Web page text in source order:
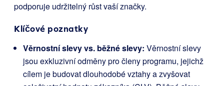
podporuje udržitelný růst vaší značky.
Klíčové poznatky
Věrnostní slevy vs. běžné slevy: Věrnostní slevy
jsou exkluzivní odměny pro členy programu, jejichž
cílem je budovat dlouhodobé vztahy a zvyšovat